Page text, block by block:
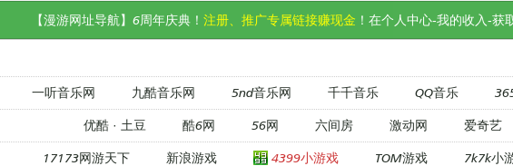
【漫游网址导航】6周年庆典！ 注册、推广专属链接赚现金 ！在个人中心-我的收入-获
一听音乐网 九酷音乐网 5nd音乐网 千千音乐 QQ音乐
优酷 · 土豆 酷6网 56网 六间房 激动网 爱奇艺
17173网游天下 新浪游戏 4399小游戏 TOM游戏 7k7k小